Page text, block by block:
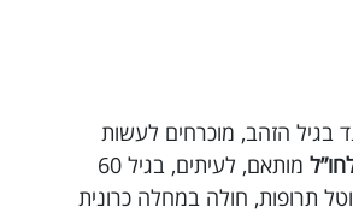
בגיל הזהב, מוכרחים לעשות
מותאם, לעיתים, בגיל 60
תרופות, חולה במחלה כרונית